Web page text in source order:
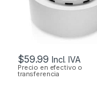
$59.99 Incl. IVA
Precio en efectivo o
transferencia